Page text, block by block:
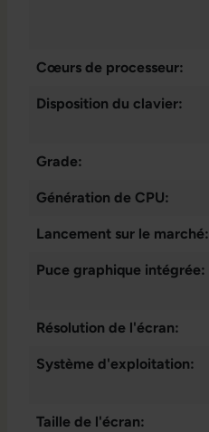
Cœurs de processeur:
Disposition du clavier:
Grade:
Génération de CPU:
Lancement sur le marché:
Puce graphique intégrée:
Résolution de l'écran:
Système d'exploitation:
Taille de l'écran: